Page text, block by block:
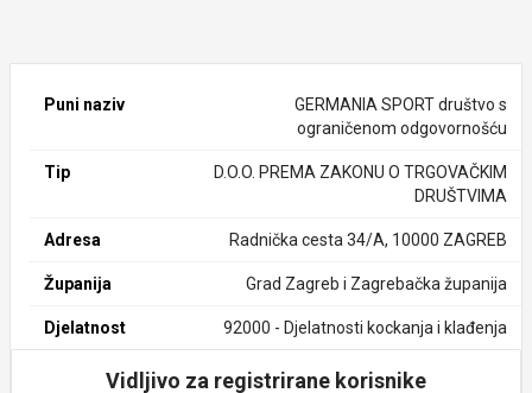
Puni naziv
GERMANIA SPORT društvo s
ograničenom odgovornošću
Tip
D.O.O. PREMA ZAKONU O TRGOVAČKIM
DRUŠTVIMA
Adresa Radnička cesta 34/A, 10000 ZAGREB
Županija Grad Zagreb i Zagrebačka županija
Djelatnost 92000 - Djelatnosti kockanja i klađenja
Vidljivo za registrirane korisnike